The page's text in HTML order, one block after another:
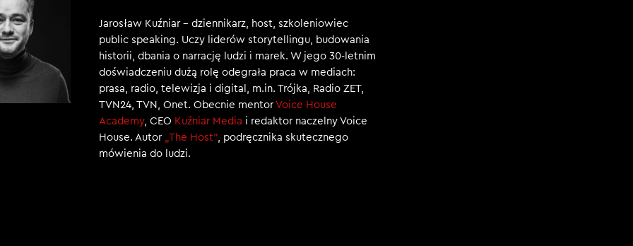
Jarosław Kuźniar – dziennikarz, host, szkoleniowiec
public speaking. Uczy liderów storytellingu, budowania
historii, dbania o narrację ludzi i marek. W jego 30-letnim
doświadczeniu dużą rolę odegrała praca w mediach:
prasa, radio, telewizja i digital, m.in. Trójka, Radio ZET,
TVN24, TVN, Onet. Obecnie mentorVoice House
Academy, CEO Kuźniar Media i redaktor naczelny Voice
House. Autor „The Host”, podręcznika skutecznego
mówienia do ludzi.